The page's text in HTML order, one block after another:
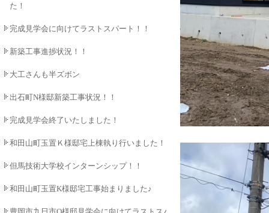
た！
完成見学会に向けてラストスパート！！
新築工事進捗状況！！
大工さんも半ズボン
出石町N様邸新築工事状況！！
完成見学会終了いたしました！
和田山町玉置Ｋ様邸宅上棟執り行いました！！
但馬技術大学校インターンシップ！！
和田山町玉置K様邸宅工事始まりました♪